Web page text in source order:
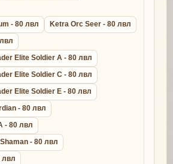
- 80 лвл
Ketra Orc Seer - 80 лвл
Elite Soldier A - 80 лвл
Elite Soldier C - 80 лвл
Elite Soldier E - 80 лвл
- 80 лвл
- 80 лвл
- 80 лвл
лвл